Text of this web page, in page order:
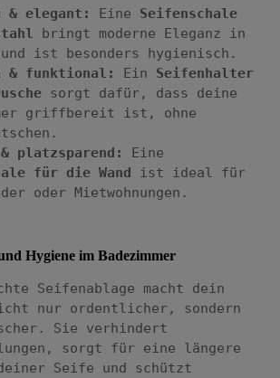
& elegant: Eine Seifenschale
bringt moderne Eleganz in
ist besonders hygienisch.
& funktional:
Ein Seifenhalter
sorgt dafür, dass deine
griffbereit ist, ohne
platzsparend:
Eine
für die Wand ist ideal für
oder Mietwohnungen.
Hygiene im Badezimmer
Seifenablage macht dein
nur ordentlicher, sondern
Sie verhindert
sorgt für eine längere
Seife und schützt